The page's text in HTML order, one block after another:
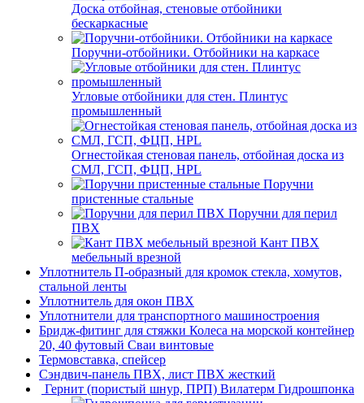
Доска отбойная, стеновые отбойники
бескаркасные
Поручни-отбойники. Отбойники на каркасе
Угловые отбойники для стен. Плинтус
промышленный
Огнестойкая стеновая панель, отбойная доска из
СМЛ, ГСП, ФЦП, HPL
Поручни
пристенные стальные
Поручни для перил
ПВХ
Кант ПВХ
мебельный врезной
Уплотнитель П-образный для кромок стекла, хомутов,
стальной ленты
Уплотнитель для окон ПВХ
Уплотнители для транспортного машиностроения
Бридж-фитинг для стяжки Колеса на морской контейнер
20, 40 футовый Сваи винтовые
Термовставка, спейсер
Сэндвич-панель ПВХ, лист ПВХ жесткий
Гернит (пористый шнур, ПРП) Вилатерм Гидрошпонка